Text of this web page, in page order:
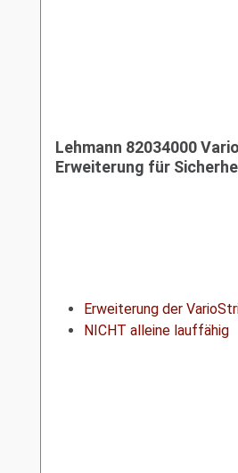
Lehmann 82034000
Erweiterung für
Erweiterung der
NICHT alleine lauffähig